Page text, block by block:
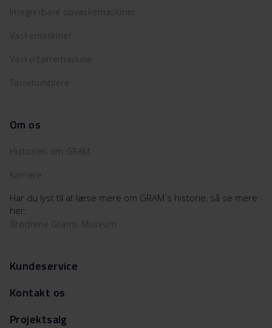
Integrerbare opvaskemaskiner
Vaskemaskiner
Vaske-tørremaskine
Tørretumblere
Om os
Historien om GRAM
Karriere
Har du lyst til at læse mere om GRAM´s historie, så se mere
her:
Brødrene Grams Museum
Kundeservice
Kontakt os
Projektsalg